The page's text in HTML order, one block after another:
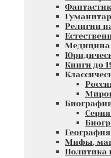
Религии
Медицина
Книги до
Мифы,
Политика